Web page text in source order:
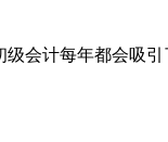
计每年都会吸引